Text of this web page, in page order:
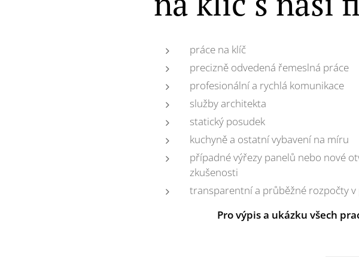
práce na klíč
precizně odvedená řemeslná práce
profesionální a rychlá komunikace
služby architekta
statický posudek
kuchyně a ostatní vybavení na míru
případné výřezy panelů nebo nové
zkušenosti
transparentní a průběžné rozpočty
Pro výpis a ukázku všech